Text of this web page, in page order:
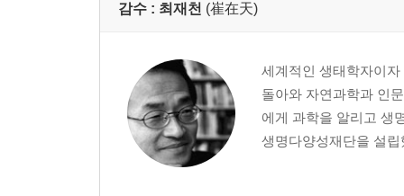
감수 : 최재천 (崔在天)
세계적인 생태학자이
돌아와 자연과학과 인
에게 과학을 알리고 생
생명다양성재단을 설